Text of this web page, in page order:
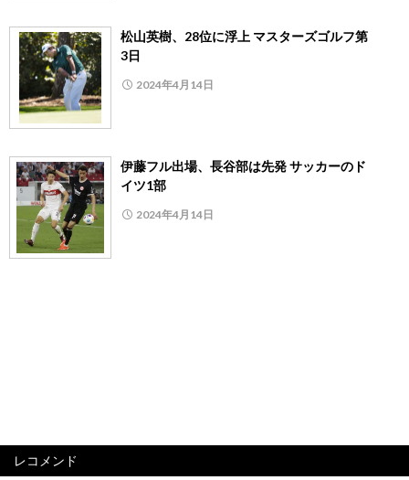
松山英樹、28位に浮上 マスターズゴルフ第
3日
2024年4月14日
伊藤フル出場、長谷部は先発 サッカーのド
イツ1部
2024年4月14日
レコメンド